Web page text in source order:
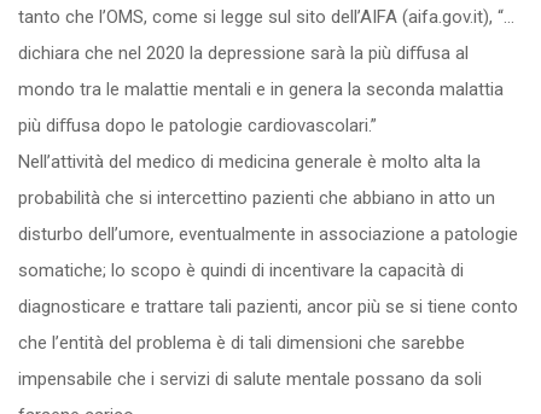
tanto che l’OMS, come si legge sul sito dell’AIFA (aifa.gov.it), “…
dichiara che nel 2020 la depressione sarà la più diﬀusa al
mondo tra le malattie mentali e in genera la seconda malattia
più diﬀusa dopo le patologie cardiovascolari.”
Nell’attività del medico di medicina generale è molto alta la
probabilità che si intercettino pazienti che abbiano in atto un
disturbo dell’umore, eventualmente in associazione a patologie
somatiche; lo scopo è quindi di incentivare la capacità di
diagnosticare e trattare tali pazienti, ancor più se si tiene conto
che l’entità del problema è di tali dimensioni che sarebbe
impensabile che i servizi di salute mentale possano da soli